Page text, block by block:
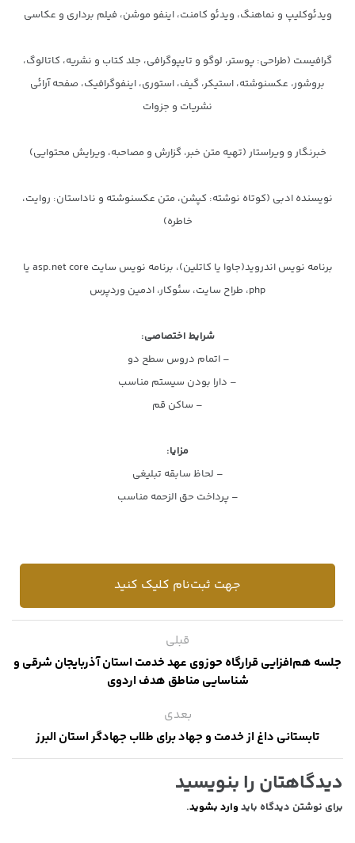
ویدئوکلیپ و نماهنگ، ویدئو کامنت، اینفو موشن، فیلم برداری و عکاسی
گرافیست (طراحی: پوستر، لوگو و تایپوگرافی، جلد کتاب و نشریه، کاتالوگ،
بروشور، عکس‏نوشته، استیکر، گیف، استوری، اینفوگرافیک، صفحه آرائی
نشریات و جزوات
خبرنگار و ویراستار (تهیه متن خبر، گزارش و مصاحبه، ویرایش محتوایی)
نویسنده ادبی (کوتاه نوشته: کپشن، متن عکس‏نوشته و ناداستان: روایت،
خاطره)
برنامه نویس اندروید(جاوا یا کاتلین)، برنامه نویس سایت asp.net core یا
php، طراح سایت، سئوکار، ادمین وردپرس
شرایط اختصاصی:
– اتمام دروس سطح دو
– دارا بودن سیستم مناسب
– ساکن قم
مزایا:
– لحاظ سابقه تبلیغی
– پرداخت حق الزحمه مناسب
جهت ثبت‌نام کلیک کنید
قبلی
جلسه هم‌افزایی قرارگاه حوزوی عهد خدمت استان آذربایجان شرقی و
شناسایی مناطق هدف اردوی
بعدی
تابستانی داغ از خدمت و جهاد برای طلاب جهادگر استان البرز
دیدگاهتان را بنویسید
برای نوشتن دیدگاه باید وارد بشوید.